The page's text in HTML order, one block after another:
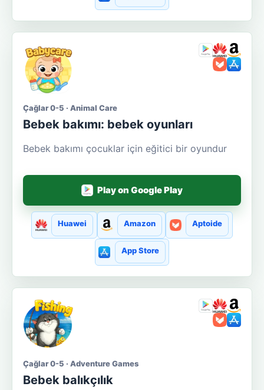
Çağlar 0-5 · Animal Care
Bebek bakımı: bebek oyunları
Bebek bakımı çocuklar için eğitici bir oyundur
Play on Google Play
Huawei Amazon Aptoide
App Store
Çağlar 0-5 · Adventure Games
Bebek balıkçılık